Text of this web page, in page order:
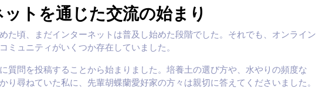
トを通じた交流の始まり
た頃、まだインターネットは普及し始めた段階でした。それでも、オンライン
ミュニティがいくつか存在していました。
質問を投稿することから始まりました。培養土の選び方や、水やりの頻度な
り尋ねていた私に、先輩胡蝶蘭愛好家の方々は親切に答えてくださいました。